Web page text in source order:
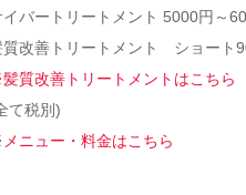
イバートリートメント 5000円～
質改善トリートメント ショート
質改善トリートメントはこちら
て税別)
メニュー・料金はこちら